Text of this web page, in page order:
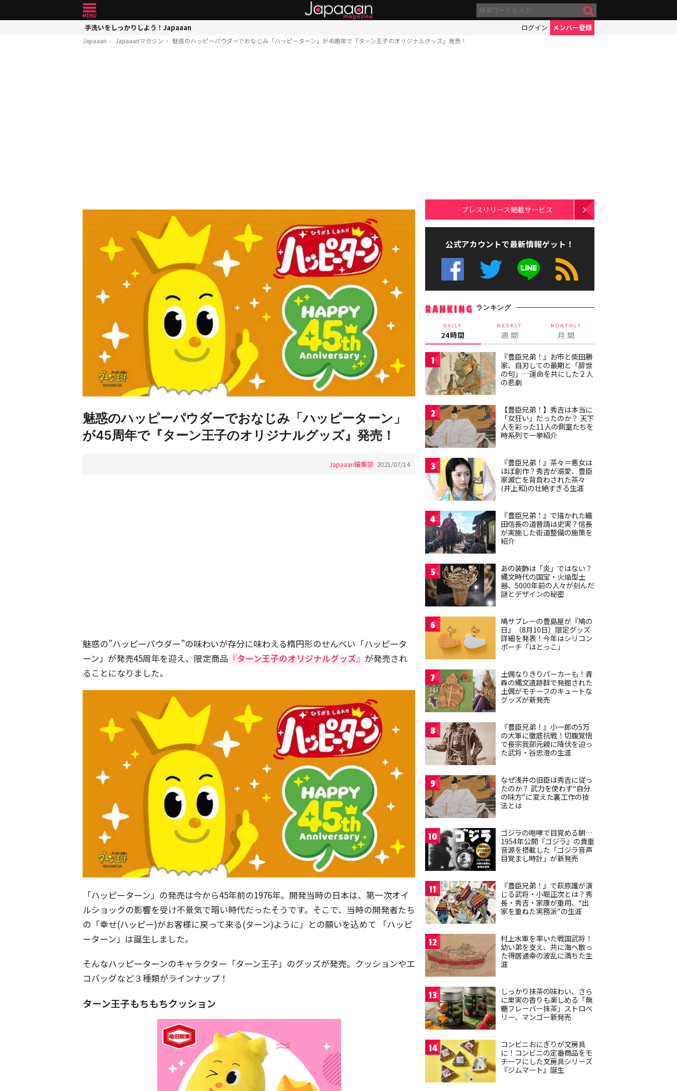
手洗いをしっかりしよう！Japaaan ログイン メンバー登録
Japaaan Japaaanマガジン 魅惑のハッピーパウダーでおなじみ「ハッピーターン」が45周年で『ターン王子のオリジナルグッズ』発売！
魅惑のハッピーパウダーでおなじみ「ハッピーターン」
が45周年で『ターン王子のオリジナルグッズ』発売！
Japaaan編集部 2021/07/14
魅惑の”ハッピーパウダー”の味わいが存分に味わえる楕円形のせんべい「ハッピータ
ーン」が発売45周年を迎え、限定商品 『ターン王子のオリジナルグッズ』 が発売され
ることになりました。
「ハッピーターン」の発売は今から45年前の1976年。開発当時の日本は、第一次オイ
ルショックの影響を受け不景気で暗い時代だったそうです。そこで、当時の開発者たち
の「幸せ(ハッピー)がお客様に戻って来る(ターン)ように」との願いを込めて 「ハッピ
ーターン」は誕生しました。
そんなハッピーターンのキャラクター「ターン王子」のグッズが発売。クッションやエ
コバッグなど３種類がラインナップ！
ターン王子もちもちクッション
プレスリリース掲載サービス
公式アカウントで最新情報ゲット！
RANKING ランキング
DAILY
24時間
WEEKLY
週 間
MONTHLY
月 間
1
『豊臣兄弟！』お市と柴田勝
家、自刃しての最期と「辞世
の句」…運命を共にした２人
の悲劇
2
【豊臣兄弟！】秀吉は本当に
「女狂い」だったのか？ 天下
人を彩った11人の側室たちを
時系列で一挙紹介
3
『豊臣兄弟！』茶々＝悪女は
ほぼ創作？秀吉が溺愛、豊臣
家滅亡を背負わされた茶々
(井上和)の壮絶すぎる生涯
4
『豊臣兄弟！』で描かれた織
田信長の道普請は史実？信長
が実施した街道整備の施策を
紹介
5
あの装飾は「炎」ではない？
縄文時代の国宝・火焔型土
器、5000年前の人々が刻んだ
謎とデザインの秘密
6
鳩サブレーの豊島屋が『鳩の
日』（8月10日）限定グッズ
詳細を発表！今年はシリコン
ポーチ「はとっこ」
7
土偶なりきりパーカーも！青
森の縄文遺跡群で発掘された
土偶がモチーフのキュートな
グッズが新発売
8
『豊臣兄弟！』小一郎の5万
の大軍に徹底抗戦！切腹覚悟
で長宗我部元親に降伏を迫っ
た武将・谷忠澄の生涯
9
なぜ浅井の旧臣は秀吉に従っ
たのか？ 武力を使わず“自分
の味方”に変えた裏工作の技
法とは
10
ゴジラの咆哮で目覚める朝…
1954年公開『ゴジラ』の貴重
音源を搭載した「ゴジラ音声
目覚まし時計」が新発売
11
『豊臣兄弟！』で萩原護が演
じる武将・小堀正次とは？秀
長・秀吉・家康が重用、“出
家を重ねた実務派”の生涯
12
村上水軍を率いた戦国武将！
幼い弟を支え、共に海へ散っ
た得居通幸の波乱に満ちた生
涯
13
しっかり抹茶の味わい、さら
に果実の香りも楽しめる「無
糖フレーバー抹茶」ストロベ
リー、マンゴー新発売
14
コンビニおにぎりが文房具
に！コンビニの定番商品をモ
チーフにした文房具シリーズ
『ジムマート』誕生